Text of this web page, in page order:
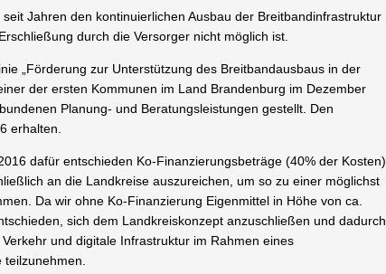
Jahren den kontinuierlichen Ausbau der Breitbandinfrastruktur
durch die Versorger nicht möglich ist.
„Förderung zur Unterstützung des Breitbandausbaus in der
der ersten Kommunen im Land Brandenburg im Dezember
Planung- und Beratungsleistungen gestellt. Den
erhalten.
dafür entschieden Ko-Finanzierungsbeträge (40% der Kosten)
an die Landkreise auszureichen, um so zu einer möglichst
Da wir ohne Ko-Finanzierung Eigenmittel in Höhe von ca.
sich dem Landkreiskonzept anzuschließen und dadurch
und digitale Infrastruktur im Rahmen eines